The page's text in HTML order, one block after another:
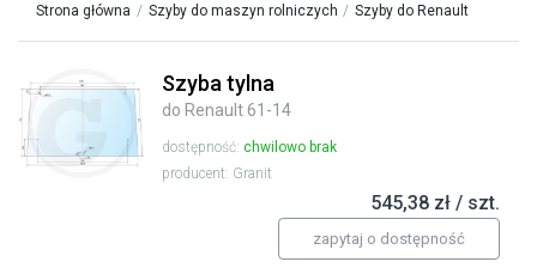
Strona główna Szyby do maszyn rolniczych Szyby do Renault
Szyba tylna
do Renault 61-14
dostępność: chwilowo brak
producent: Granit
545,38 zł / szt.
zapytaj o dostępność